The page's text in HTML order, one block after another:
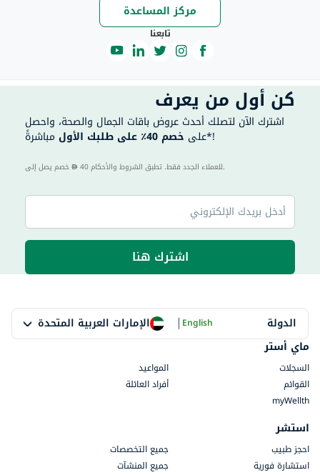
مركز المساعدة
تابعنا
كن أول من يعرف
اشترك الآن لتصلك أحدث عروض باقات الجمال والصحة، واحصل
على خصم 40٪ على طلبك الأول مباشرةً*!
40 للعملاء الجدد فقط. تطبق الشروط والأحكام.
اشترك هنا
الدولة الإمارات العربية المتحدة |English
ماي أستر
السجلات
المواعيد
القوائم
أفراد العائلة
myWellth
استشر
احجز طبيب
جميع التخصصات
استشارة فورية
جميع المنشآت